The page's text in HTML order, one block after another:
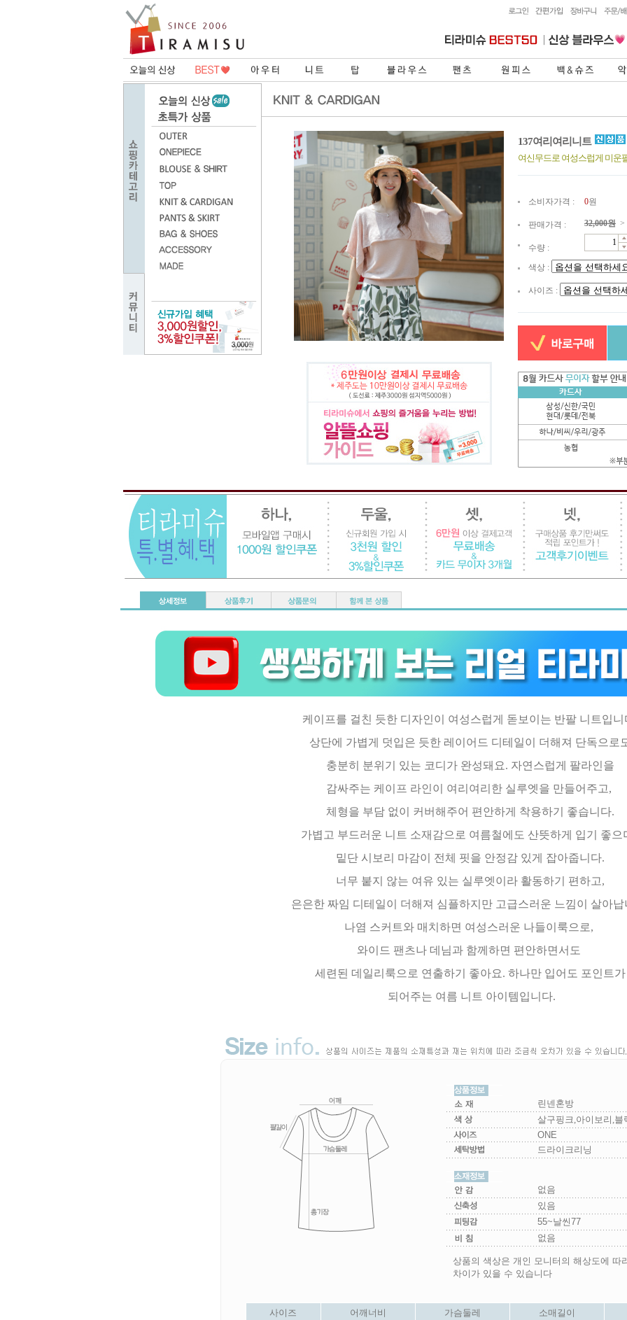
137여리여리니트
여신무드로 여성스럽게 미운
소비자가격 : 0원
판매가격 : 32,000원 >
수량 :
색상 :
사이즈 :
케이프를 걸친 듯한 디자인이 여성스럽게 돋보이는 반팔 니트입니
상단에 가볍게 덧입은 듯한 레이어드 디테일이 더해져 단독으로
충분히 분위기 있는 코디가 완성돼요. 자연스럽게 팔라인을
감싸주는 케이프 라인이 여리여리한 실루엣을 만들어주고,
체형을 부담 없이 커버해주어 편안하게 착용하기 좋습니다.
가볍고 부드러운 니트 소재감으로 여름철에도 산뜻하게 입기 좋
밑단 시보리 마감이 전체 핏을 안정감 있게 잡아줍니다.
너무 붙지 않는 여유 있는 실루엣이라 활동하기 편하고,
은은한 짜임 디테일이 더해져 심플하지만 고급스러운 느낌이 살아납
나염 스커트와 매치하면 여성스러운 나들이룩으로,
와이드 팬츠나 데님과 함께하면 편안하면서도
세련된 데일리룩으로 연출하기 좋아요. 하나만 입어도 포인트가
되어주는 여름 니트 아이템입니다.
린넨혼방
살구핑크,아이보리,블
ONE
드라이크리닝
없음
있음
55~날씬77
없음
상품의 색상은 개인 모니터의 해상도에 따
차이가 있을 수 있습니다
사이즈 어깨너비 가슴둘레
소매길이